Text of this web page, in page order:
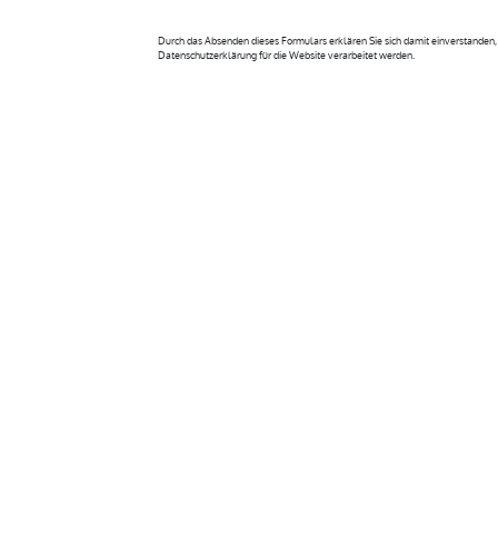
Durch das Absenden dieses Formulars erklären Sie sich damit
Datenschutzerklärung für die Website verarbeitet werden.